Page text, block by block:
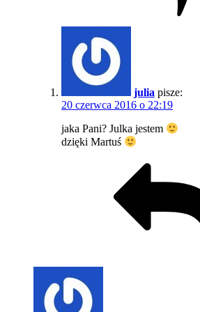
julia pisze:
20 czerwca 2016 o 22:19
jaka Pani? Julka jestem
dzięki Martuś